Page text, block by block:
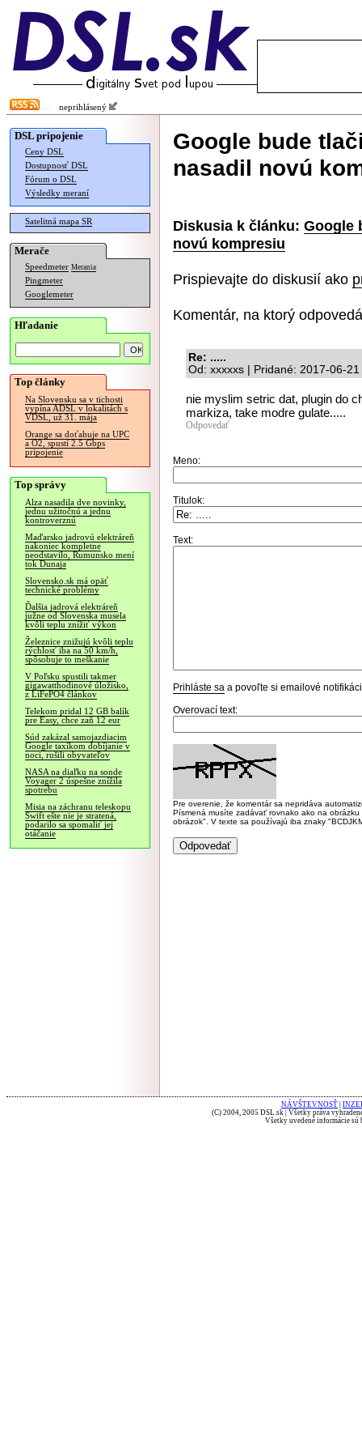
neprihlásený
DSL pripojenie
Ceny DSL
Dostupnosť DSL
Fórum o DSL
Výsledky meraní
Satelitná mapa SR
Merače
Speedmeter Merania
Pingmeter
Googlemeter
Hľadanie
Top články
Na Slovensku sa v tichosti
vypína ADSL v lokalitách s
VDSL, už 31. mája
Orange sa doťahuje na UPC
a O2, spustí 2.5 Gbps
pripojenie
Top správy
Alza nasadila dve novinky,
jednu užitočnú a jednu
kontroverznú
Maďarsko jadrovú elektráreň
nakoniec kompletne
neodstavilo, Rumunsko mení
tok Dunaja
Slovensko.sk má opäť
technické problémy
Ďalšia jadrová elektráreň
južne od Slovenska musela
kvôli teplu znížiť výkon
Železnice znižujú kvôli teplu
rýchlosť iba na 50 km/h,
spôsobuje to meškanie
V Poľsku spustili takmer
gigawatthodinové úložisko,
z LiFePO4 článkov
Telekom pridal 12 GB balík
pre Easy, chce zaň 12 eur
Súd zakázal samojazdiacim
Google taxíkom dobíjanie v
noci, rušili obyvateľov
NASA na diaľku na sonde
Voyager 2 úspešne znížila
spotrebu
Misia na záchranu teleskopu
Swift ešte nie je stratená,
podarilo sa spomaliť jej
otáčanie
Google bude
nasadil novú
Diskusia k článku: Google
novú kompresiu
Prispievajte do diskusií ako
Komentár, na ktorý
Re: .....
Od: xxxxxs | Pridané: 2017-06-
nie myslim setric dat, plugin do
markiza, take modre gulate.....
Odpovedať
Meno:
Titulok:
Text:
Prihláste sa a povoľte si emailové
Overovací text:
Pre overenie, že komentár sa nepridáva
Písmená musíte zadávať rovnako ako na
obrázok". V texte sa používajú iba znaky
NÁVŠTEVNOSŤ
(C) 2004, 2005 DSL.sk | Všetky práva
Všetky uvedené informácie sú